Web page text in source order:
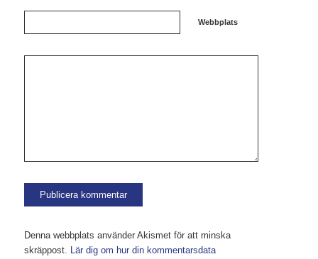
Webbplats
Denna webbplats använder Akismet för att minska
skräppost. Lär dig om hur din kommentarsdata